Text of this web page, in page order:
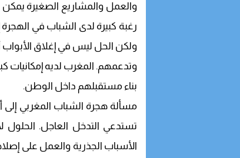
والعمل والمشاريع الصغيرة يمكن
رغبة كبيرة لدى الشباب في
ولكن الحل ليس في إغلاق
وتدعمهم. المغرب لديه إمكانيات
بناء مستقبلهم داخل الوطن.
مسألة هجرة الشباب المغربي
تستدعي التدخل العاجل.
الأسباب الجذرية والعمل على